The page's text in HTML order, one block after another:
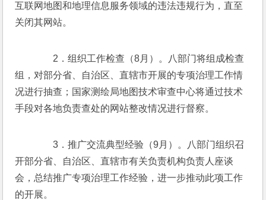
互联网地图和地理信息服务领域的违法违规行为，直至
关闭其网站。
2．组织工作检查（8月）。八部门将组成检查
组，对部分省、自治区、直辖市开展的专项治理工作情
况进行抽查；国家测绘局地图技术审查中心将通过技术
手段对各地负责查处的网站整改情况进行督察。
3．推广交流典型经验（9月）。八部门组织召
开部分省、自治区、直辖市有关负责机构负责人座谈
会，总结推广专项治理工作经验，进一步推动此项工作
的开展。